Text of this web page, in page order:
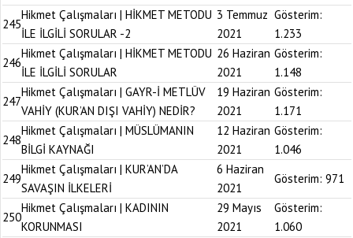
245
Hikmet Çalışmaları | HİKMET METODU
İLE İLGİLİ SORULAR -2
3 Temmuz
2021
Gösterim:
1.233
246
Hikmet Çalışmaları | HİKMET METODU
İLE İLGİLİ SORULAR
26 Haziran
2021
Gösterim:
1.148
247
Hikmet Çalışmaları | GAYR-İ METLÜV
VAHİY (KUR’AN DIŞI VAHİY) NEDİR?
19 Haziran
2021
Gösterim:
1.171
248
Hikmet Çalışmaları | MÜSLÜMANIN
BİLGİ KAYNAĞI
12 Haziran
2021
Gösterim:
1.046
249
Hikmet Çalışmaları | KUR’AN’DA
SAVAŞIN İLKELERİ
6 Haziran
2021
Gösterim: 971
250
Hikmet Çalışmaları | KADININ
KORUNMASI
29 Mayıs
2021
Gösterim:
1.060